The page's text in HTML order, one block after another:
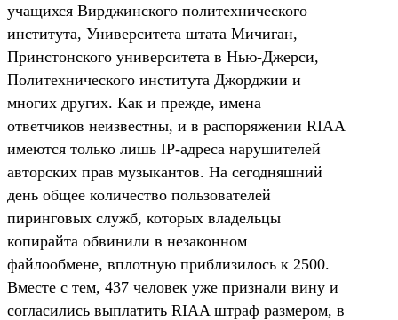
учащихся Вирджинского политехнического
института, Университета штата Мичиган,
Принстонского университета в Нью-Джерси,
Политехнического института Джорджии и
многих других. Как и прежде, имена
ответчиков неизвестны, и в распоряжении RIAA
имеются только лишь IP-адреса нарушителей
авторских прав музыкантов. На сегодняшний
день общее количество пользователей
пиринговых служб, которых владельцы
копирайта обвинили в незаконном
файлообмене, вплотную приблизилось к 2500.
Вместе с тем, 437 человек уже признали вину и
согласились выплатить RIAA штраф размером, в